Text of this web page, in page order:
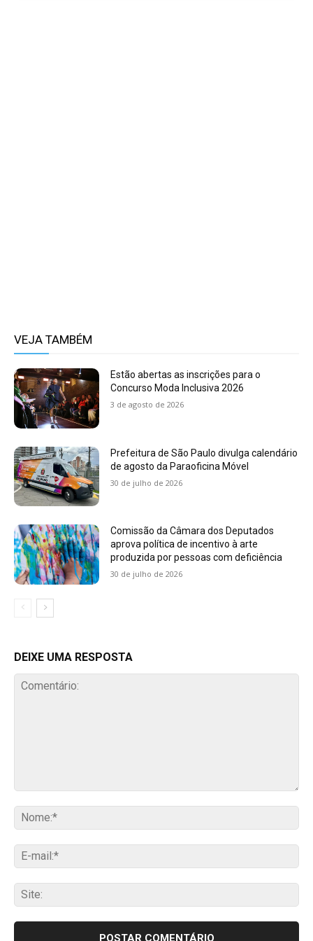
VEJA TAMBÉM
Estão abertas as inscrições para o
Concurso Moda Inclusiva 2026
3 de agosto de 2026
Prefeitura de São Paulo divulga calendário
de agosto da Paraoficina Móvel
30 de julho de 2026
Comissão da Câmara dos Deputados
aprova política de incentivo à arte
produzida por pessoas com deficiência
30 de julho de 2026
DEIXE UMA RESPOSTA